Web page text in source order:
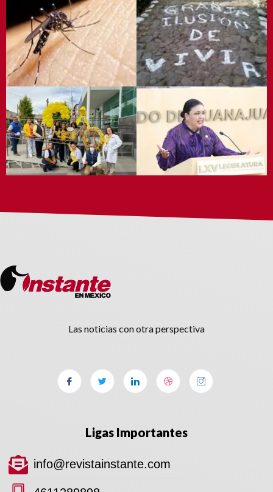
Las noticias con otra perspectiva
Ligas Importantes
info@revistainstante.com